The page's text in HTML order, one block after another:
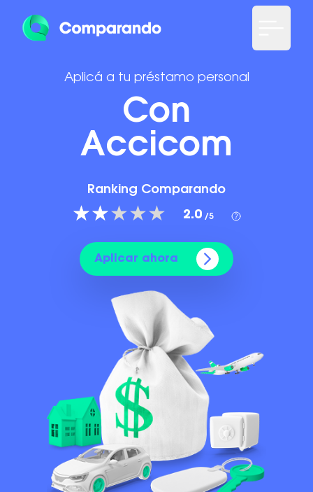
Aplicá a tu préstamo personal
Con
Accicom
Ranking Comparando
2.0 /5
Aplicar ahora